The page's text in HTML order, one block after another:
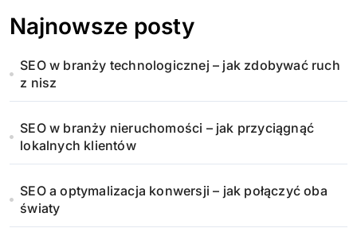
i
o
a
n
Najnowsze posty
SEO w branży technologicznej – jak zdobywać ruch
z nisz
SEO w branży nieruchomości – jak przyciągnąć
lokalnych klientów
SEO a optymalizacja konwersji – jak połączyć oba
światy